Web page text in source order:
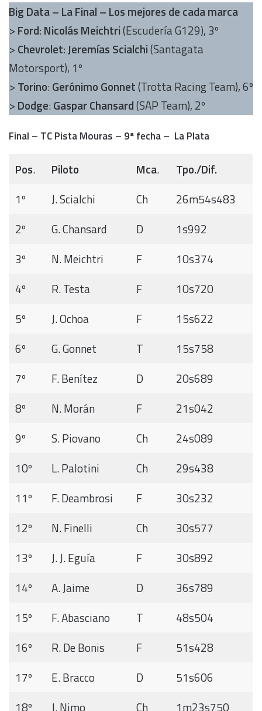
Big Data – La Final – Los mejores de cada marca
> Ford: Nicolás Meichtri(Escudería G129), 3º
> Chevrolet:Jeremías Scialchi(Santagata
Motorsport), 1º
> Torino: Gerónimo Gonnet(Trotta Racing Team), 6º
> Dodge: Gaspar Chansard(SAP Team), 2º
Final – TC Pista Mouras – 9ª fecha – La Plata
Pos. Piloto Mca.
Tpo./Dif.
1º
J. Scialchi Ch
26m54s483
2º
G. Chansard D
1s992
3º
N. Meichtri F
10s374
4º
R. Testa F
10s720
5º
J. Ochoa F
15s622
6º
G. Gonnet T
15s758
7º
F. Benítez D
20s689
8º
N. Morán F
21s042
9º
S. Piovano Ch
24s089
10º
L. Palotini Ch
29s438
11º
F. Deambrosi F
30s232
12º
N. Finelli Ch
30s577
13º
J. J. Eguía F
30s892
14º
A. Jaime D
36s789
15º
F. Abasciano T
48s504
16º
R. De Bonis F
51s428
17º
E. Bracco D
51s606
18º
J. Nimo Ch 1m23s750